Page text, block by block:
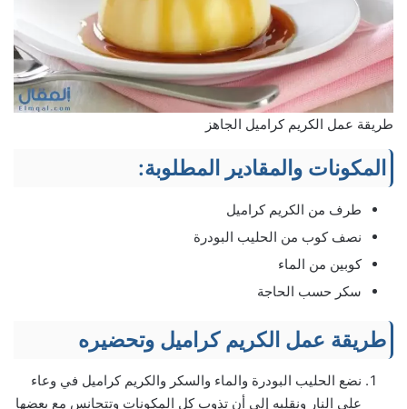
طريقة عمل الكريم كراميل الجاهز
المكونات والمقادير المطلوبة:
طرف من الكريم كراميل
نصف كوب من الحليب البودرة
كوبين من الماء
سكر حسب الحاجة
طريقة عمل الكريم كراميل وتحضيره
نضع الحليب البودرة والماء والسكر والكريم كراميل في وعاء
على النار ونقلبه إلى أن تذوب كل المكونات وتتجانس مع بعضها